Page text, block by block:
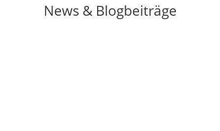
News & Blogbeiträge